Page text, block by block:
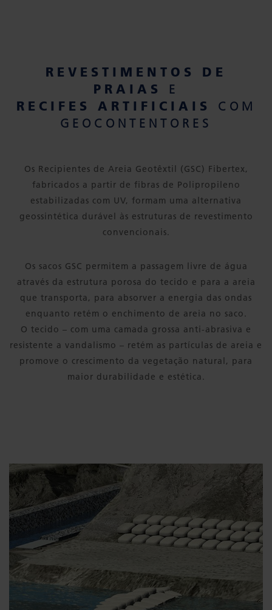
REVESTIMENTOS DE
PRAIAS
E
RECIFES ARTIFICIAIS
COM
GEOCONTENTORES
Os Recipientes de Areia Geotêxtil (GSC) Fibertex,
fabricados a partir de fibras de Polipropileno
estabilizadas com UV, formam uma alternativa
geossintética durável às estruturas de revestimento
convencionais.
Os sacos GSC permitem a passagem livre de água
através da estrutura porosa do tecido e para a areia
que transporta, para absorver a energia das ondas
enquanto retém o enchimento de areia no saco.
O tecido – com uma camada grossa anti-abrasiva e
resistente a vandalismo – retém as partículas de areia e
promove o crescimento da vegetação natural, para
maior durabilidade e estética.